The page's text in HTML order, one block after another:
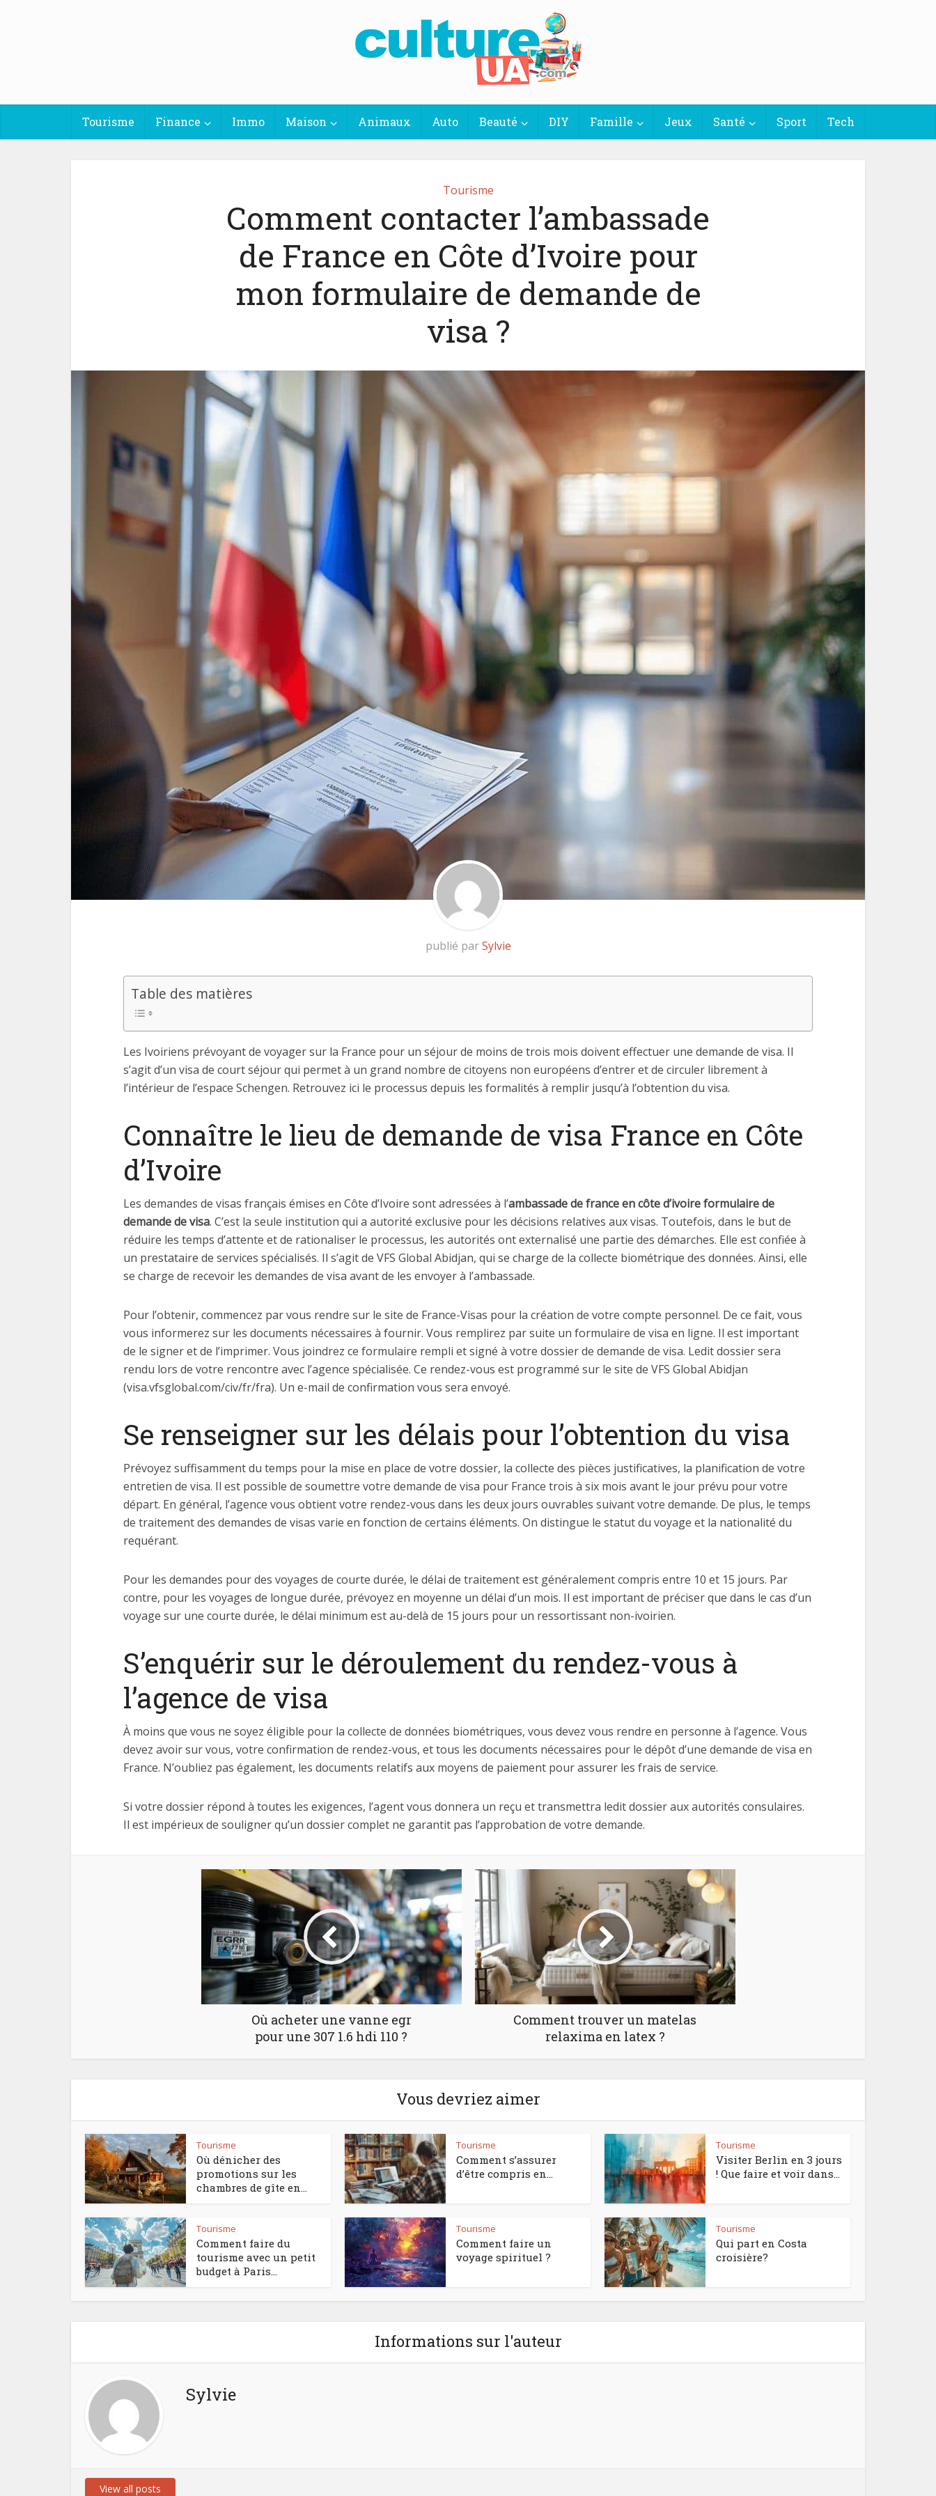
Tourisme Finance Immo Maison Animaux Auto Beauté DIY Famille Jeux Santé Sport Tech
Tourisme
Comment contacter l’ambassade
de France en Côte d’Ivoire pour
mon formulaire de demande de
visa ?
publié parSylvie
Table des matières
Les Ivoiriens prévoyant de voyager sur la France pour un séjour de moins de trois mois doivent effectuer une demande de visa. Il
s’agit d’un visa de court séjour qui permet à un grand nombre de citoyens non européens d’entrer et de circuler librement à
l’intérieur de l’espace Schengen. Retrouvez ici le processus depuis les formalités à remplir jusqu’à l’obtention du visa.
Connaître le lieu de demande de visa France en Côte
d’Ivoire
Les demandes de visas français émises en Côte d’Ivoire sont adressées à l’ambassade de france en côte d’ivoire formulaire de
demande de visa. C’est la seule institution qui a autorité exclusive pour les décisions relatives aux visas. Toutefois, dans le but de
réduire les temps d’attente et de rationaliser le processus, les autorités ont externalisé une partie des démarches. Elle est confiée à
un prestataire de services spécialisés. Il s’agit de VFS Global Abidjan, qui se charge de la collecte biométrique des données. Ainsi, elle
se charge de recevoir les demandes de visa avant de les envoyer à l’ambassade.
Pour l’obtenir, commencez par vous rendre sur le site de France-Visas pour la création de votre compte personnel. De ce fait, vous
vous informerez sur les documents nécessaires à fournir. Vous remplirez par suite un formulaire de visa en ligne. Il est important
de le signer et de l’imprimer. Vous joindrez ce formulaire rempli et signé à votre dossier de demande de visa. Ledit dossier sera
rendu lors de votre rencontre avec l’agence spécialisée. Ce rendez-vous est programmé sur le site de VFS Global Abidjan
(visa.vfsglobal.com/civ/fr/fra). Un e-mail de confirmation vous sera envoyé.
Se renseigner sur les délais pour l’obtention du visa
Prévoyez suffisamment du temps pour la mise en place de votre dossier, la collecte des pièces justificatives, la planification de votre
entretien de visa. Il est possible de soumettre votre demande de visa pour France trois à six mois avant le jour prévu pour votre
départ. En général, l’agence vous obtient votre rendez-vous dans les deux jours ouvrables suivant votre demande. De plus, le temps
de traitement des demandes de visas varie en fonction de certains éléments. On distingue le statut du voyage et la nationalité du
requérant.
Pour les demandes pour des voyages de courte durée, le délai de traitement est généralement compris entre 10 et 15 jours. Par
contre, pour les voyages de longue durée, prévoyez en moyenne un délai d’un mois. Il est important de préciser que dans le cas d’un
voyage sur une courte durée, le délai minimum est au-delà de 15 jours pour un ressortissant non-ivoirien.
S’enquérir sur le déroulement du rendez-vous à
l’agence de visa
À moins que vous ne soyez éligible pour la collecte de données biométriques, vous devez vous rendre en personne à l’agence. Vous
devez avoir sur vous, votre confirmation de rendez-vous, et tous les documents nécessaires pour le dépôt d’une demande de visa en
France. N’oubliez pas également, les documents relatifs aux moyens de paiement pour assurer les frais de service.
Si votre dossier répond à toutes les exigences, l’agent vous donnera un reçu et transmettra ledit dossier aux autorités consulaires.
Il est impérieux de souligner qu’un dossier complet ne garantit pas l’approbation de votre demande.
Où acheter une vanne egr
pour une 307 1.6 hdi 110 ?
Comment trouver un matelas
relaxima en latex ?
Vous devriez aimer
Tourisme
Où dénicher des
promotions sur les
chambres de gîte en...
Tourisme
Comment s’assurer
d’être compris en...
Tourisme
Visiter Berlin en 3 jours
! Que faire et voir dans...
Tourisme
Comment faire du
tourisme avec un petit
budget à Paris...
Tourisme
Comment faire un
voyage spirituel ?
Tourisme
Qui part en Costa
croisière?
Informations sur l'auteur
Sylvie
View all posts